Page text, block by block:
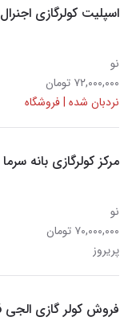
اسپلیت کولرگازی اجنرال
نو
۷۲,۰۰۰,۰۰۰ تومان
نردبان شده | فروشگاه
مرکز کولرگازی بانه سرما
نو
۷۰,۰۰۰,۰۰۰ تومان
پریروز